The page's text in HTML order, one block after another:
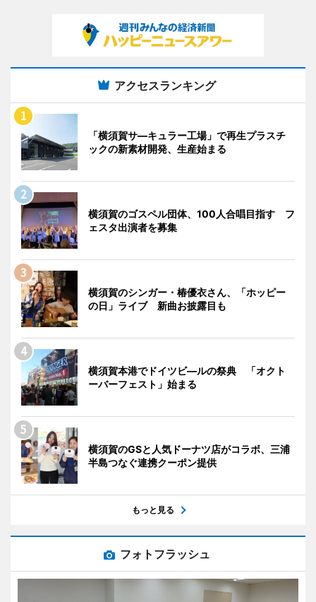
アクセスランキング
「横須賀サ―キュラー工場」で再生プラスチ
ックの新素材開発、生産始まる
横須賀のゴスペル団体、100人合唱目指す フ
ェスタ出演者を募集
横須賀のシンガー・椿優衣さん、「ホッピー
の日」ライブ 新曲お披露目も
横須賀本港でドイツビ―ルの祭典 「オクト
ーバーフェスト」始まる
横須賀のGSと人気ドーナツ店がコラボ、三浦
半島つなぐ連携クーポン提供
もっと見る
フォトフラッシュ